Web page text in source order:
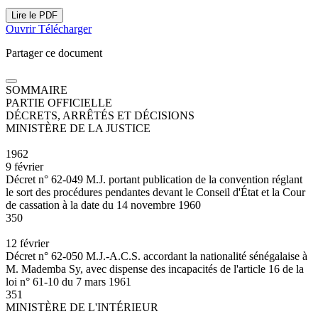
Lire le PDF
OuvrirTélécharger
Partager ce document
SOMMAIRE
PARTIE OFFICIELLE
DÉCRETS, ARRÊTÉS ET DÉCISIONS
MINISTÈRE DE LA JUSTICE
1962
9 février
Décret n° 62-049 M.J. portant publication de la convention réglant
le sort des procédures pendantes devant le Conseil d'État et la Cour
de cassation à la date du 14 novembre 1960
350
12 février
Décret n° 62-050 M.J.-A.C.S. accordant la nationalité sénégalaise à
M. Mademba Sy, avec dispense des incapacités de l'article 16 de la
loi n° 61-10 du 7 mars 1961
351
MINISTÈRE DE L'INTÉRIEUR